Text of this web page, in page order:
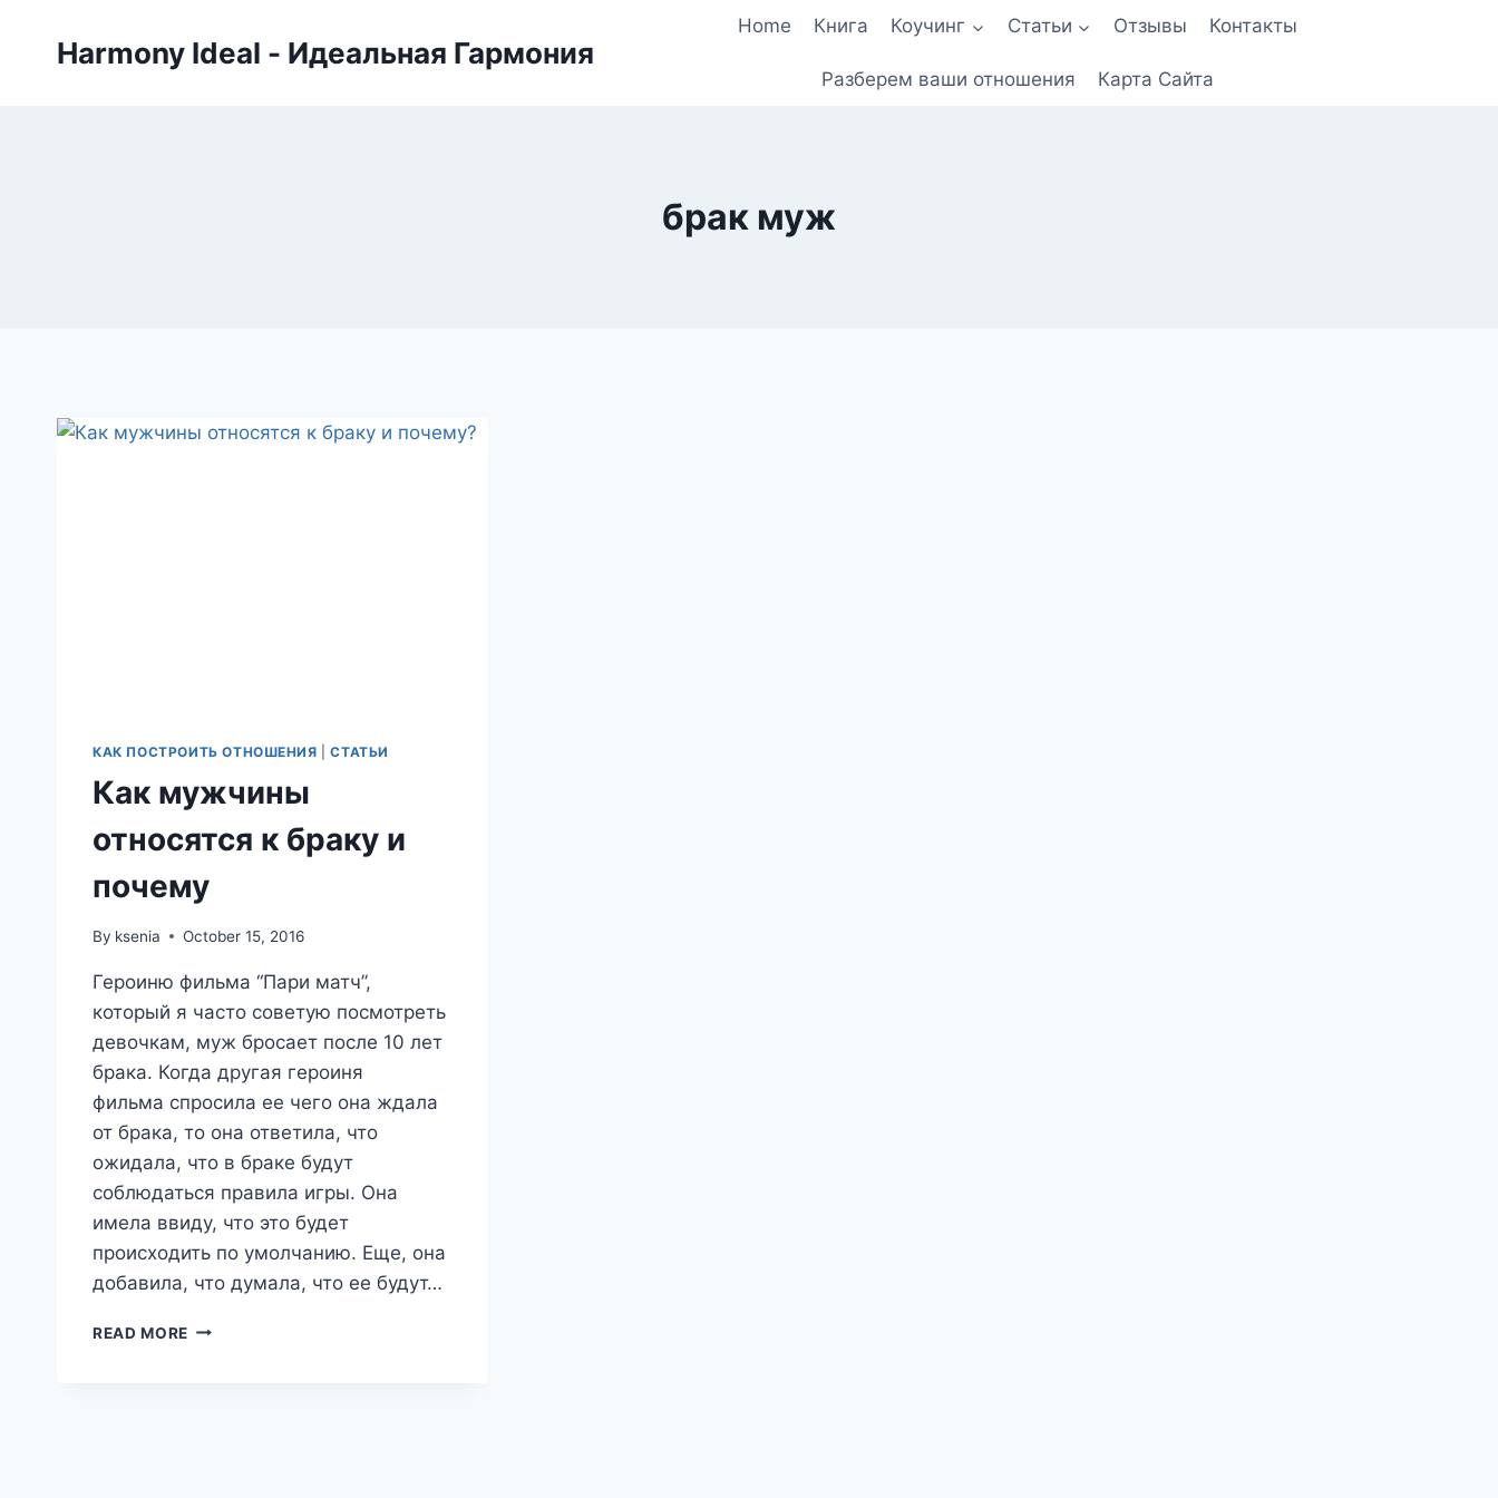
Harmony Ideal - Идеальная Гармония
Home Книга Коучинг Статьи Отзывы Контакты
Разберем ваши отношения Карта Сайта
брак муж
КАК ПОСТРОИТЬ ОТНОШЕНИЯ |СТАТЬИ
Как мужчины
относятся к браку и
почему
By ksenia October 15, 2016
Героиню фильма “Пари матч”,
который я часто советую посмотреть
девочкам, муж бросает после 10 лет
брака. Когда другая героиня
фильма спросила ее чего она ждала
от брака, то она ответила, что
ожидала, что в браке будут
соблюдаться правила игры. Она
имела ввиду, что это будет
происходить по умолчанию. Еще, она
добавила, что думала, что ее будут…
READ MORE КАК